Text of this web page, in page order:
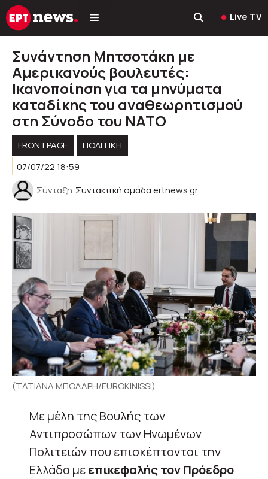
Μετάβαση
σε
Live TV
Συνάντηση Μητσοτάκη με
Αμερικανούς βουλευτές:
Ικανοποίηση για τα μηνύματα
καταδίκης του αναθεωρητισμού
στη Σύνοδο του ΝΑΤΟ
FRONTPAGE
ΠΟΛΙΤΙΚΉ
07/07/22 18:59
Σύνταξη Συντακτική ομάδα ertnews.gr
(ΤΑΤΙΑΝΑ ΜΠΟΛΑΡΗ/EUROKINISSI)
Με μέλη της Βουλής των
Αντιπροσώπων των Ηνωμένων
Πολιτειών που επισκέπτονται την
Ελλάδα μεεπικεφαλής τον Πρόεδρο